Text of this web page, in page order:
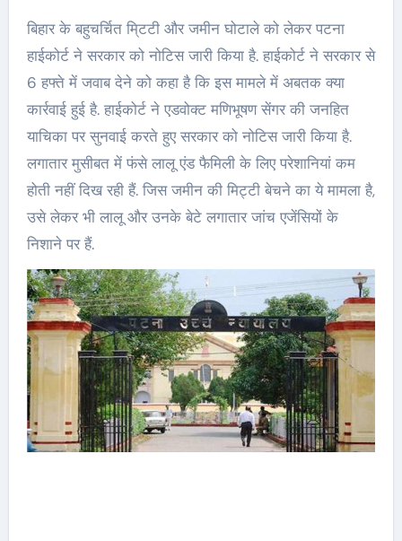
बिहार के बहुचर्चित मि्टटी और जमीन घोटाले को लेकर पटना
हाईकोर्ट ने सरकार को नोटिस जारी किया है. हाईकोर्ट ने सरकार से
6 हफ्ते में जवाब देने को कहा है कि इस मामले में अबतक क्या
कार्रवाई हुई है. हाईकोर्ट ने एडवोक्ट मणिभूषण सेंगर की जनहित
याचिका पर सुनवाई करते हुए सरकार को नोटिस जारी किया है.
लगातार मुसीबत में फंसे लालू एंड फैमिली के लिए परेशानियां कम
होती नहीं दिख रही हैं. जिस जमीन की मिट्टी बेचने का ये मामला है,
उसे लेकर भी लालू और उनके बेटे लगातार जांच एजेंसियों के
निशाने पर हैं.